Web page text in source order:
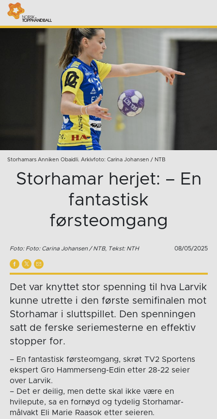
Storhamars Anniken Obaidli. Arkivfoto: Carina Johansen / NTB
Storhamar herjet: – En
fantastisk
førsteomgang
Foto: Foto: Carina Johansen / NTB, Tekst: NTH 08/05/2025
Det var knyttet stor spenning til hva Larvik
kunne utrette i den første semifinalen mot
Storhamar i sluttspillet. Den spenningen
satt de ferske seriemesterne en effektiv
stopper for.
– En fantastisk førsteomgang, skrøt TV2 Sportens
ekspert Gro Hammerseng-Edin etter 28-22 seier
over Larvik.
– Det er deilig, men dette skal ikke være en
hvilepute, sa en fornøyd og tydelig Storhamar-
målvakt Eli Marie Raasok etter seieren.